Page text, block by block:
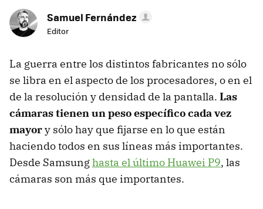
Samuel Fernández
Editor
La guerra entre los distintos fabricantes no sólo
se libra en el aspecto de los procesadores, o en el
de la resolución y densidad de la pantalla. Las
cámaras tienen un peso específico cada vez
mayory sólo hay que fijarse en lo que están
haciendo todos en sus líneas más importantes.
Desde Samsunghasta el último Huawei P9, las
cámaras son más que importantes.